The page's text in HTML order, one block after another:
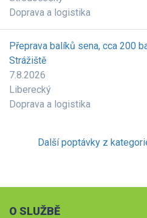
Doprava a logistika
Přeprava balíků sena, cca 200
Strážiště
7.8.2026
Liberecký
Doprava a logistika
Další poptávky z
O SLUŽBĚ